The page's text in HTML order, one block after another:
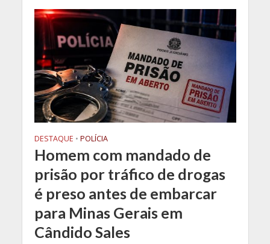
DESTAQUE • POLÍCIA
Homem com mandado de
prisão por tráfico de drogas
é preso antes de embarcar
para Minas Gerais em
Cândido Sales